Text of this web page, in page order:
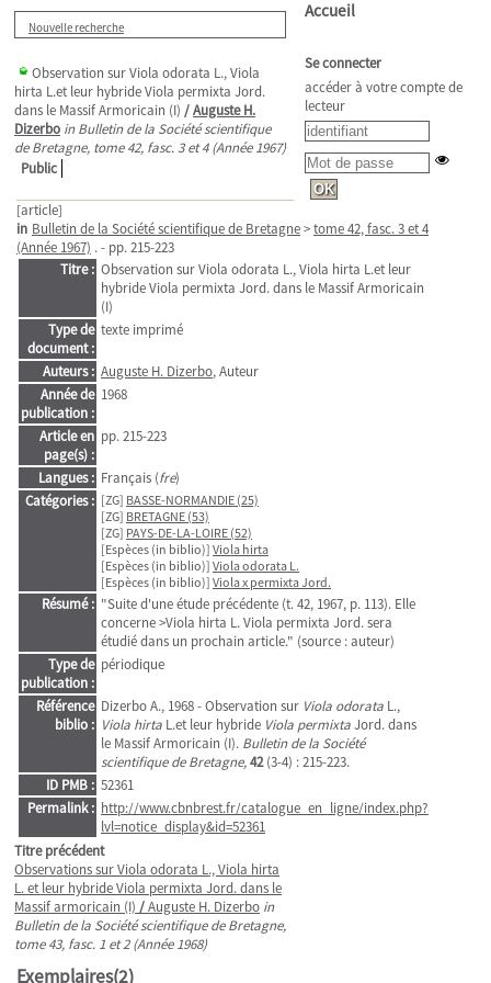
Nouvelle recherche
Observation sur Viola odorata L., Viola
hirta L.et leur hybride Viola permixta Jord.
dans le Massif Armoricain (I) /Auguste H.
Dizerbo in Bulletin de la Société scientifique
de Bretagne, tome 42, fasc. 3 et 4 (Année 1967)
Public
[article]
in Bulletin de la Société scientifique de Bretagne>tome 42, fasc. 3 et 4
(Année 1967) . - pp. 215-223
Titre : Observation sur Viola odorata L., Viola hirta L.et leur
hybride Viola permixta Jord. dans le Massif Armoricain
(I)
Type de
document :
texte imprimé
Auteurs : Auguste H. Dizerbo, Auteur
Année de
publication :
1968
Article en
page(s) :
pp. 215-223
Langues : Français (fre)
Catégories : [ZG] BASSE-NORMANDIE (25)
[ZG] BRETAGNE (53)
[ZG] PAYS-DE-LA-LOIRE (52)
[Espèces (in biblio)] Viola hirta
[Espèces (in biblio)] Viola odorata L.
[Espèces (in biblio)] Viola x permixta Jord.
Résumé : "Suite d'une étude précédente (t. 42, 1967, p. 113). Elle
concerne >Viola hirta L. Viola permixta Jord. sera
étudié dans un prochain article." (source : auteur)
Type de
publication :
périodique
Référence
biblio :
Dizerbo A., 1968 - Observation sur Viola odorata L.,
Viola hirta L.et leur hybride Viola permixtaJord. dans
le Massif Armoricain (I). Bulletin de la Société
scientifique de Bretagne,42(3-4) : 215-223.
ID PMB : 52361
Permalink : http://www.cbnbrest.fr/catalogue_en_ligne/index.php?
lvl=notice_display&id=52361
Titre précédent
Observations sur Viola odorata L., Viola hirta
L. et leur hybride Viola permixta Jord. dans le
Massif armoricain (I) /Auguste H. Dizerbo in
Bulletin de la Société scientifique de Bretagne,
tome 43, fasc. 1 et 2 (Année 1968)
Exemplaires(2)
Accueil
Se connecter
accéder à votre compte de
lecteur